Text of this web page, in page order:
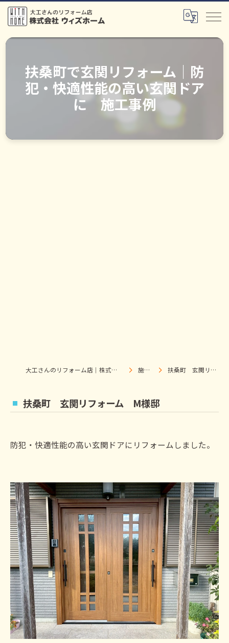
扶桑町で玄関リフォーム｜防
犯・快適性能の高い玄関ドア
に 施工事例
大工さんのリフォーム店｜株式会社ウィズホーム｜扶桑・犬山 施工事例 扶桑町 玄関リフォーム M様邸
扶桑町 玄関リフォーム M様邸
防犯・快適性能の高い玄関ドアにリフォームしました。